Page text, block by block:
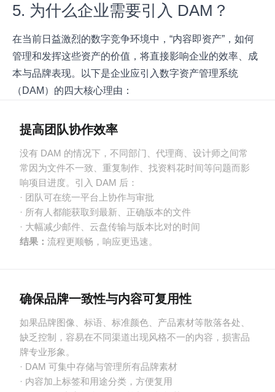
5. 为什么企业需要引入 DAM？
在当前日益激烈的数字竞争环境中，“内容即资产”，如何
管理和发挥这些资产的价值，将直接影响企业的效率、成
本与品牌表现。以下是企业应引入数字资产管理系统
（DAM）的四大核心理由：
提高团队协作效率
没有 DAM 的情况下，不同部门、代理商、设计师之间常
常因为文件不一致、重复制作、找资料花时间等问题而影
响项目进度。引入 DAM 后：
· 团队可在统一平台上协作与审批
· 所有人都能获取到最新、正确版本的文件
· 大幅减少邮件、云盘传输与版本比对的时间
结果：流程更顺畅，响应更迅速。
确保品牌一致性与内容可复用性
如果品牌图像、标语、标准颜色、产品素材等散落各处、
缺乏控制，容易在不同渠道出现风格不一的内容，损害品
牌专业形象。
· DAM 可集中存储与管理所有品牌素材
· 内容加上标签和用途分类，方便复用